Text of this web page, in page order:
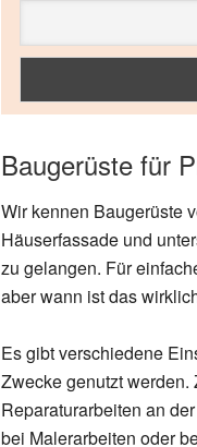
Baugerüste für
Wir kennen Baugerüste
Häuserfassade und
zu gelangen. Für
aber wann ist das
Es gibt verschiedene
Zwecke genutzt
Reparaturarbeiten an
bei Malerarbeiten oder